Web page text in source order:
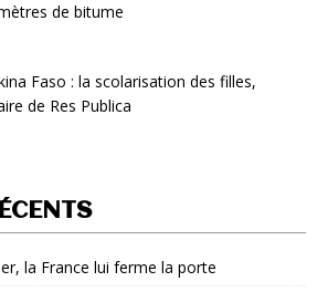
de bitume
Faso : la scolarisation des filles,
de Res Publica
la France lui ferme la porte